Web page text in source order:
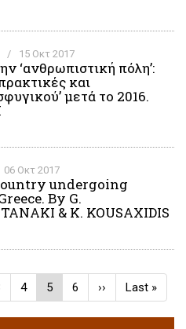
/ 15 Οκτ 2017
‘ανθρωπιστική πόλη’:
και
μετά το 2016.
06 Οκτ 2017
undergoing
By G.
& K. KOUSAXIDIS
Σελίδα
4
Τρέχουσα
σελίδα
5 Σελίδα
6
Next
page
››
Last
page
Last »